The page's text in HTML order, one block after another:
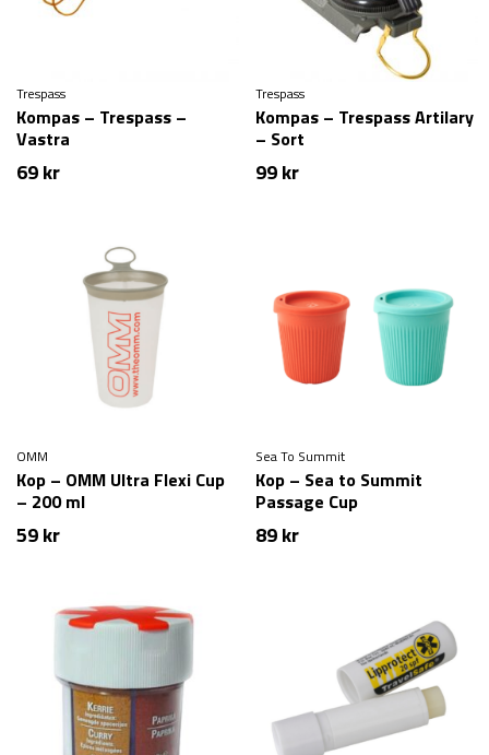
Trespass
Kompas – Trespass –
Vastra
69kr
Trespass
Kompas – Trespass Artilary
– Sort
99kr
OMM
Kop – OMM Ultra Flexi Cup
– 200 ml
59kr
Sea To Summit
Kop – Sea to Summit
Passage Cup
89kr